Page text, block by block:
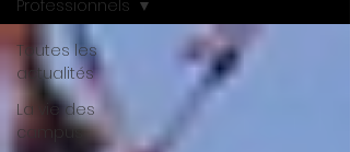
Toutes les
actualités
La vie des
campus
Professionnels